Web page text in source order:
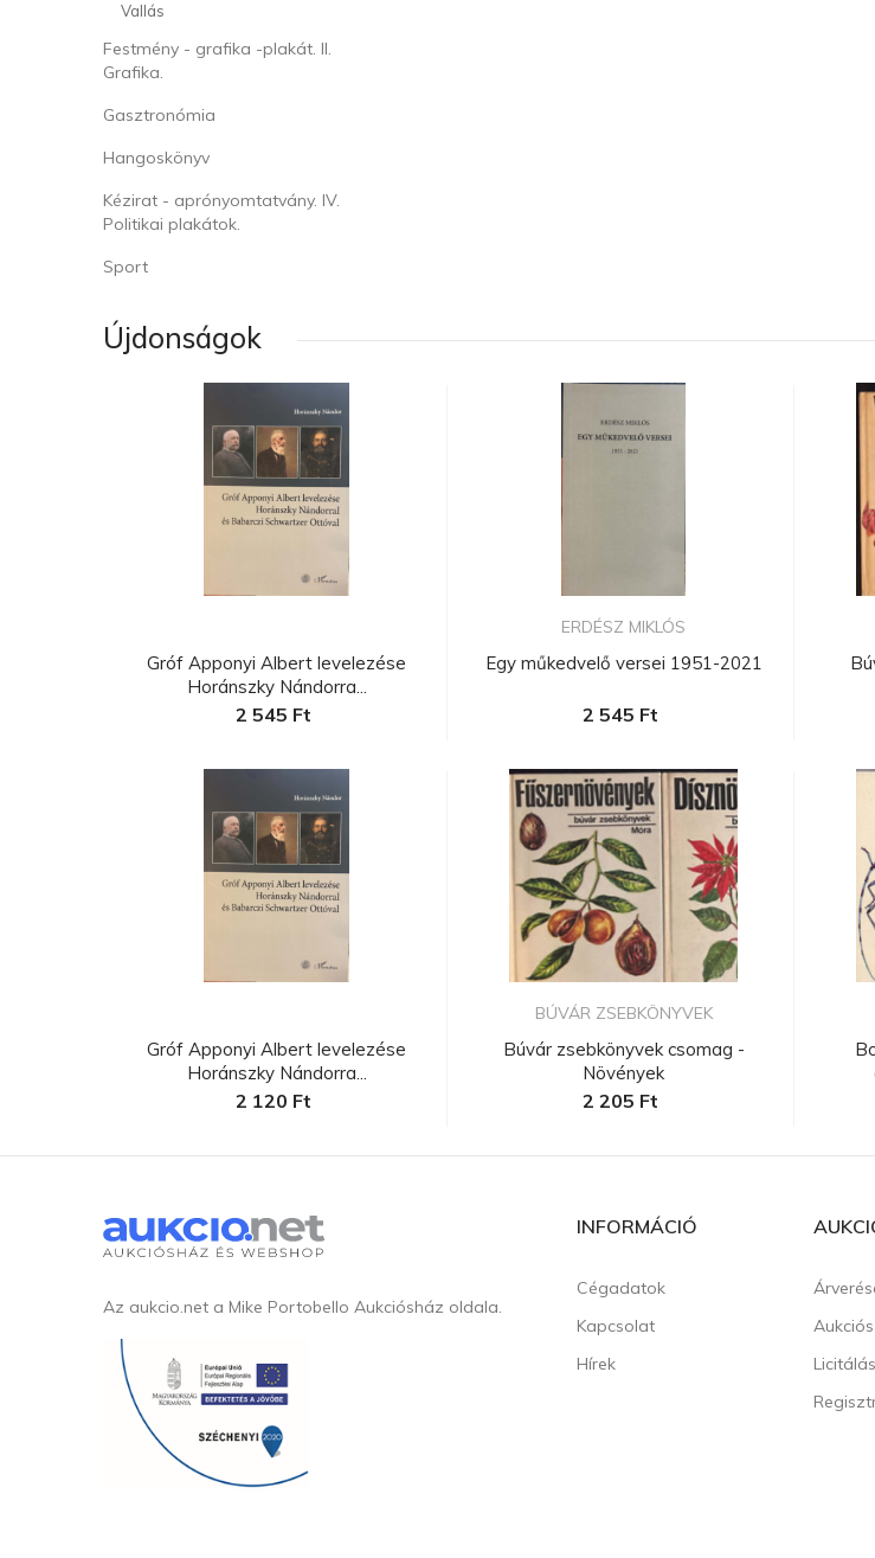
Vallás
Festmény - grafika -plakát. II.
Grafika.
Gasztronómia
Hangoskönyv
Kézirat - aprónyomtatvány. IV.
Politikai plakátok.
Sport
Újdonságok
Gróf Apponyi Albert levelezése
Horánszky Nándorra...
2 545 Ft
Gróf Apponyi Albert levelezése
Horánszky Nándorra...
2 120 Ft
ERDÉSZ MIKLÓS
Egy műkedvelő versei 1951-2021
2 545 Ft
BÚVÁR ZSEBKÖNYVEK
Búvár zsebkönyvek csomag -
Növények
2 205 Ft
Az aukcio.net a Mike Portobello Aukciósház oldala.
INFORMÁCIÓ
Cégadatok
Kapcsolat
Hírek